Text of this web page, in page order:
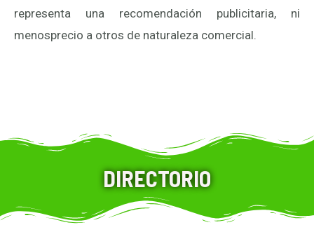
representa una recomendación publicitaria, ni
menosprecio a otros de naturaleza comercial.
DIRECTORIO